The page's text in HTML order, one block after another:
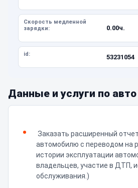
Скорость медленной
зарядки:
0.00ч.
id: 53231054
Данные и услуги по авто
Заказать расширенный
автомобилю с переводом на
истории эксплуатации
владельцев, участие в ДТП,
обслуживания.)